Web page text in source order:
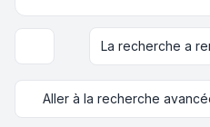
Options d’affichage et de tri
La recherche a
Aller à la recherche